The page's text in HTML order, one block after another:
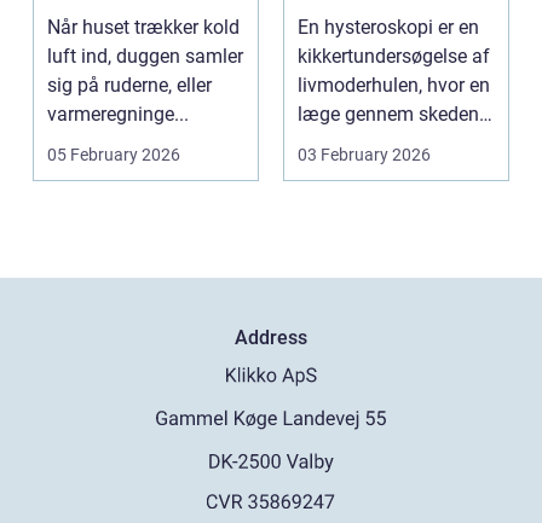
indeklima og
lavere
varmeregning
Når huset trækker kold
luft ind, duggen samler
sig på ruderne, eller
varmeregninge...
05 February 2026
se af livmoderen
En hysteroskopi er en
kikkertundersøgelse af
livmoderhulen, hvor en
læge gennem skeden
og livmoderha...
03 February 2026
Address